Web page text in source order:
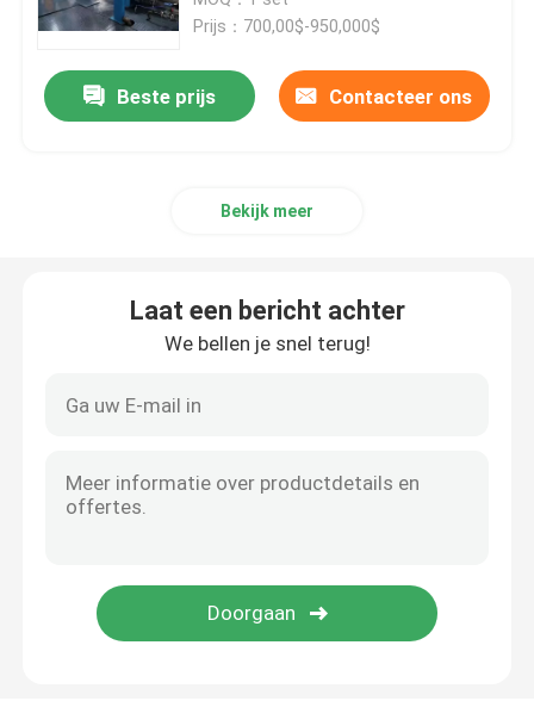
Kabel die Machine verdraaien
kabelspinmachine
koperen lasmachine
Prijs：700,00$-950,000$
Beste prijs Contacteer ons
Bekijk meer
Laat een bericht achter
We bellen je snel terug!